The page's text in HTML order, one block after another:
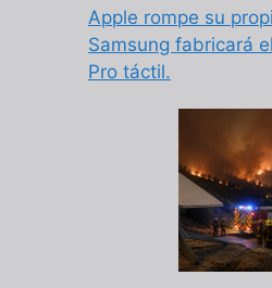
Apple rompe su
Samsung fabricará
Pro táctil.